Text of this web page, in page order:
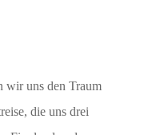
wir uns den Traum
die uns drei